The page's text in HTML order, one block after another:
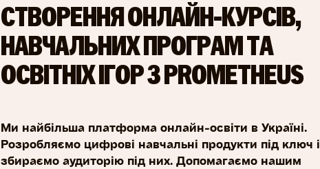
СТВОРЕННЯ ОНЛАЙН-КУРСІВ,
НАВЧАЛЬНИХ ПРОГРАМ ТА
ОСВІТНІХ ІГОР З PROMETHEUS
Ми найбільша платформа онлайн-освіти в Україні.
Розробляємо цифрові навчальні продукти під ключ і
збираємо аудиторію під них. Допомагаємо нашим